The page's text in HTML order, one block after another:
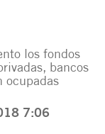
los fondos
bancos
ocupadas
7:06